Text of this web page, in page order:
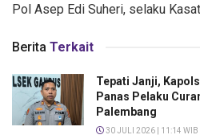
Pol Asep Edi Suheri, selaku
Berita Terkait
Tepati Janji,
Panas Pelaku
Palembang
30 JULI 2026 | 11:14 WIB